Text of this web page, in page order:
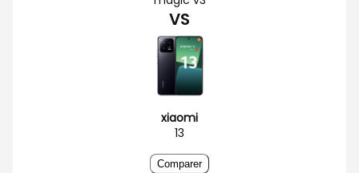
VS
xiaomi
13
Comparer